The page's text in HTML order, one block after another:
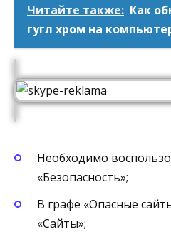
Читайте также: Как
гугл хром на
Необходимо
«Безопасность»;
В графе «Опасные
«Сайты»;